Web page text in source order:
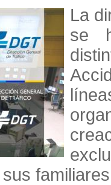
La
se